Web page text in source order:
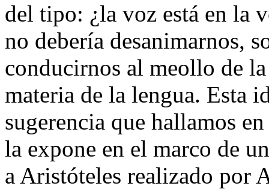
del tipo: ¿la voz está en la
no debería desanimarnos,
conducirnos al meollo de
materia de la lengua. Esta
sugerencia que hallamos
la expone en el marco de
a Aristóteles realizado por